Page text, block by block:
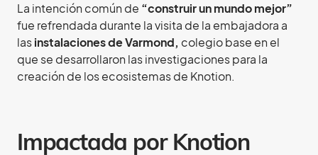
La intención común de “construir un mundo mejor”
fue refrendada durante la visita de la embajadora a
lasinstalaciones de Varmond, colegio base en el
que se desarrollaron las investigaciones para la
creación de los ecosistemas de Knotion.
Impactada por Knotion